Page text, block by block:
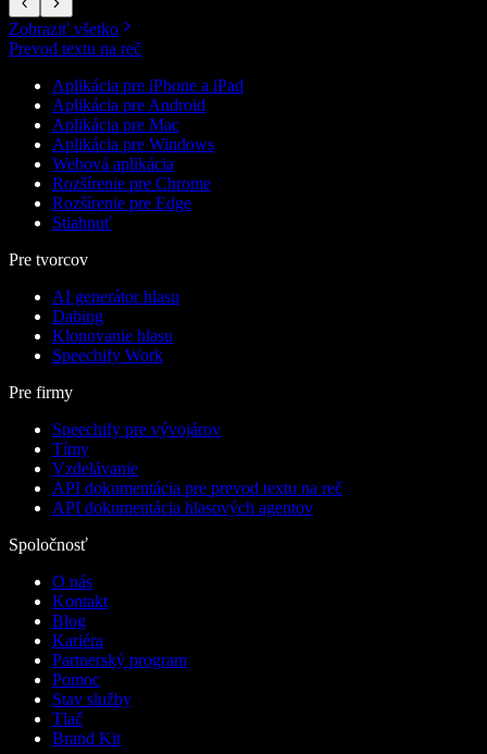
Zobraziť všetko
Prevod textu na reč
Aplikácia pre iPhone a iPad
Aplikácia pre Android
Aplikácia pre Mac
Aplikácia pre Windows
Webová aplikácia
Rozšírenie pre Chrome
Rozšírenie pre Edge
Stiahnuť
Pre tvorcov
AI generátor hlasu
Dabing
Klonovanie hlasu
Speechify Work
Pre firmy
Speechify pre vývojárov
Tímy
Vzdelávanie
API dokumentácia pre prevod textu na reč
API dokumentácia hlasových agentov
Spoločnosť
O nás
Kontakt
Blog
Kariéra
Partnerský program
Pomoc
Stav služby
Tlač
Brand Kit